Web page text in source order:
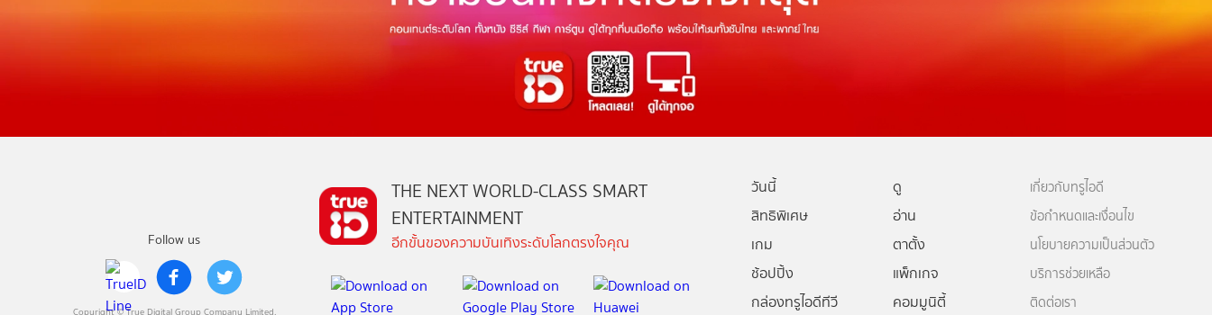
Follow us
Copyright © True Digital Group Company Limited.
THE NEXT WORLD-CLASS SMART
ENTERTAINMENT
อีกขั้นของความบันเทิงระดับโลกตรงใจคุณ
วันนี้
ดู
สิทธิพิเศษ
อ่าน
เกม
ตาตั้ง
ช้อปปิ้ง
แพ็กเกจ
กล่องทรูไอดีทีวี
คอมมูนิตี้
เกี่ยวกับทรูไอดี
ข้อกำหนดและเงื่อนไข
นโยบายความเป็นส่วนตัว
บริการช่วยเหลือ
ติดต่อเรา